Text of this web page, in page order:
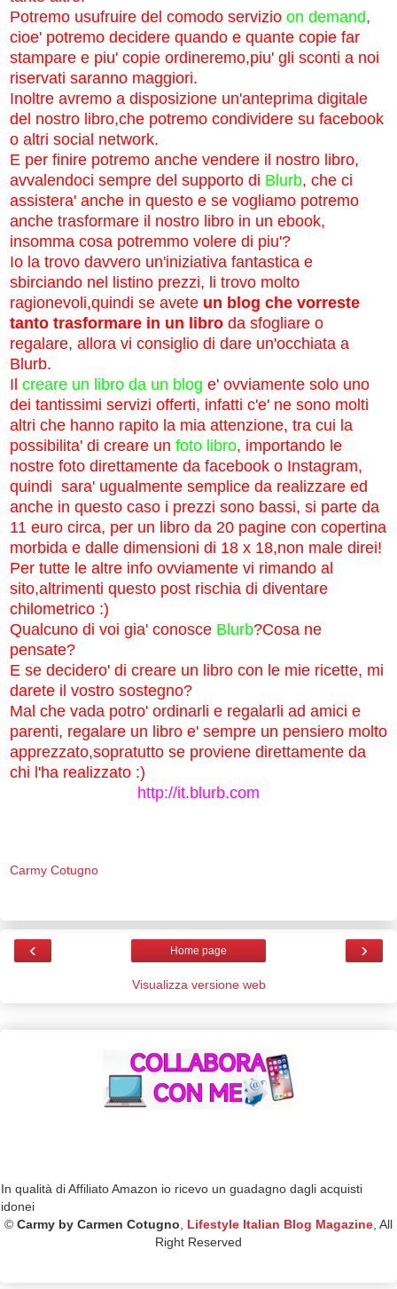
Potremo usufruire del comodo servizio on demand,
cioe' potremo decidere quando e quante copie far
stampare e piu' copie ordineremo,piu' gli sconti a noi
riservati saranno maggiori.
Inoltre avremo a disposizione un'anteprima digitale
del nostro libro,che potremo condividere su facebook
o altri social network.
E per finire potremo anche vendere il nostro libro,
avvalendoci sempre del supporto di Blurb, che ci
assistera' anche in questo e se vogliamo potremo
anche trasformare il nostro libro in un ebook,
insomma cosa potremmo volere di piu'?
Io la trovo davvero un'iniziativa fantastica e
sbirciando nel listino prezzi, li trovo molto
ragionevoli,quindi se avete un blog che vorreste
tanto trasformare in un libro da sfogliare o
regalare, allora vi consiglio di dare un'occhiata a
Blurb.
Il creare un libro da un blog e' ovviamente solo uno
dei tantissimi servizi offerti, infatti c'e' ne sono molti
altri che hanno rapito la mia attenzione, tra cui la
possibilita' di creare un foto libro, importando le
nostre foto direttamente da facebook o Instagram,
quindi sara' ugualmente semplice da realizzare ed
anche in questo caso i prezzi sono bassi, si parte da
11 euro circa, per un libro da 20 pagine con copertina
morbida e dalle dimensioni di 18 x 18,non male direi!
Per tutte le altre info ovviamente vi rimando al
sito,altrimenti questo post rischia di diventare
chilometrico :)
Qualcuno di voi gia' conosce Blurb?Cosa ne
pensate?
E se decidero' di creare un libro con le mie ricette, mi
darete il vostro sostegno?
Mal che vada potro' ordinarli e regalarli ad amici e
parenti, regalare un libro e' sempre un pensiero molto
apprezzato,sopratutto se proviene direttamente da
chi l'ha realizzato :)
http://it.blurb.com
Carmy Cotugno
‹ ›
Home page
Visualizza versione web
In qualità di Affiliato Amazon io ricevo un guadagno dagli acquisti
idonei
© Carmy by Carmen Cotugno, Lifestyle Italian Blog Magazine, All
Right Reserved